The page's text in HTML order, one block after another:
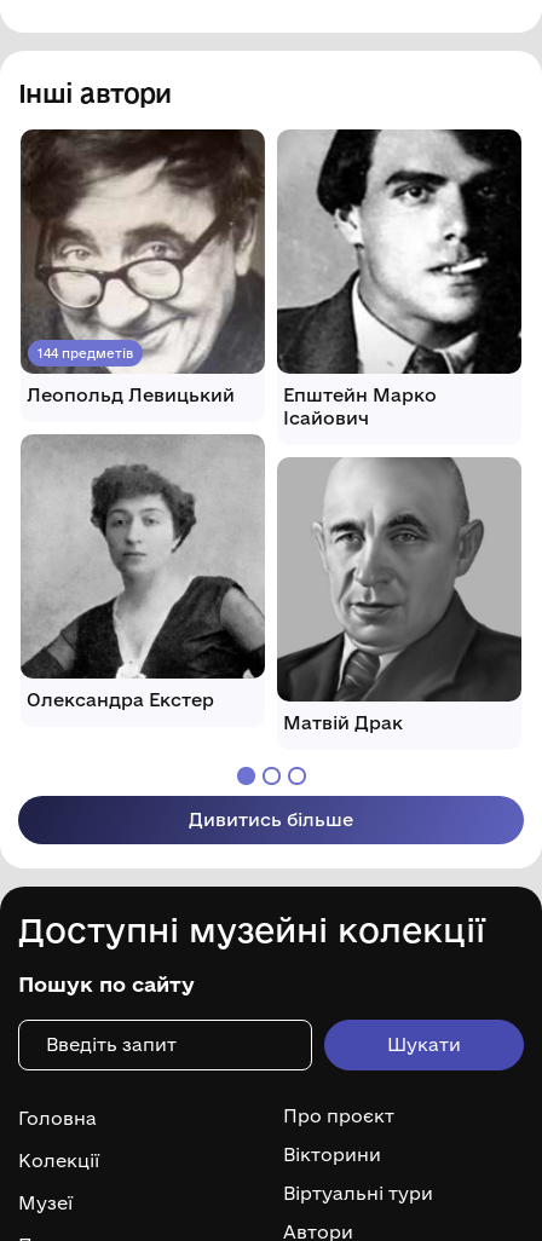
Інші автори
144 предметів
Леопольд Левицький
Олександра Екстер
Епштейн Марко
Ісайович
Матвій Драк
Дивитись більше
Доступні музейні колекції
Пошук по сайту
Головна
Колекції
Музеї
Про проєкт
Вікторини
Віртуальні тури
Автори